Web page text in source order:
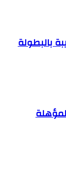
بالبطولة